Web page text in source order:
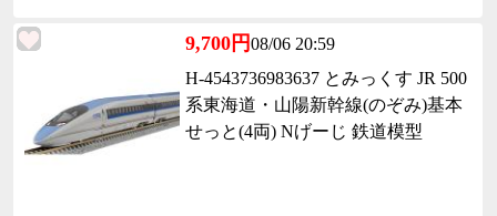
9,700円08/06 20:59
H-4543736983637 とみっくす JR 500
系東海道・山陽新幹線(のぞみ)基本
せっと(4両) Nげーじ 鉄道模型